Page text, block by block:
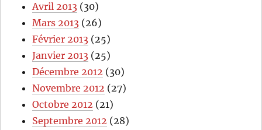
Avril 2013 (30)
Mars 2013 (26)
Février 2013 (25)
Janvier 2013 (25)
Décembre 2012 (30)
Novembre 2012 (27)
Octobre 2012 (21)
Septembre 2012 (28)